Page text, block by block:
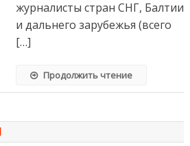
журналисты стран СНГ, Балтии
и дальнего зарубежья (всего
[…]
Продолжить чтение